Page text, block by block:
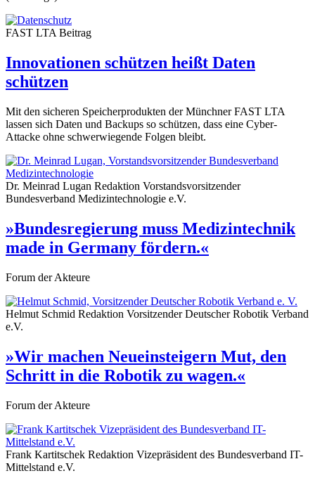
FAST LTA Beitrag
Innovationen schützen heißt Daten
schützen
Mit den sicheren Speicherprodukten der Münchner FAST LTA
lassen sich Daten und Backups so schützen, dass eine Cyber-
Attacke ohne schwerwiegende Folgen bleibt.
Dr. Meinrad Lugan Redaktion Vorstandsvorsitzender
Bundesverband Medizintechnologie e.V.
»Bundesregierung muss Medizintechnik
made in Germany fördern.«
Forum der Akteure
Helmut Schmid Redaktion Vorsitzender Deutscher Robotik Verband
e.V.
»Wir machen Neueinsteigern Mut, den
Schritt in die Robotik zu wagen.«
Forum der Akteure
Frank Kartitschek Redaktion Vizepräsident des Bundesverband IT-
Mittelstand e.V.